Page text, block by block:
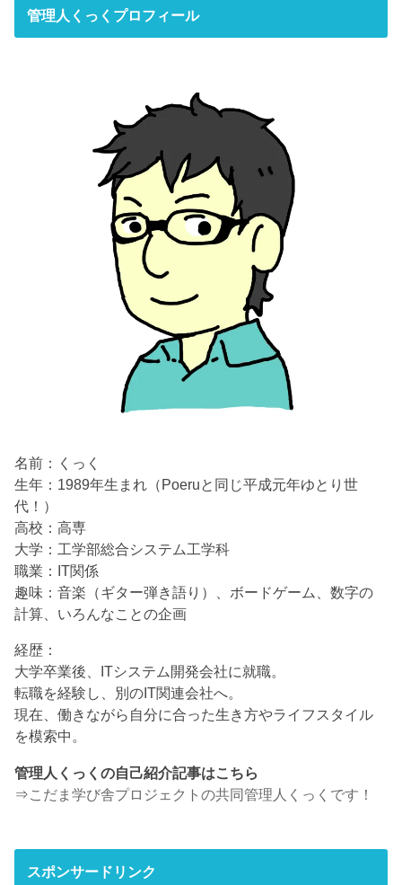
管理人くっくプロフィール
名前：くっく
生年：1989年生まれ（Poeruと同じ平成元年ゆとり世
代！）
高校：高専
大学：工学部総合システム工学科
職業：IT関係
趣味：音楽（ギター弾き語り）、ボードゲーム、数字の
計算、いろんなことの企画
経歴：
大学卒業後、ITシステム開発会社に就職。
転職を経験し、別のIT関連会社へ。
現在、働きながら自分に合った生き方やライフスタイル
を模索中。
管理人くっくの自己紹介記事はこちら
⇒こだま学び舎プロジェクトの共同管理人くっくです！
スポンサードリンク